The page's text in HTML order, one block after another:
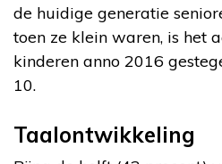
de huidige generatie
toen ze klein waren, is het
kinderen anno 2016
10.
Taalontwikkeling